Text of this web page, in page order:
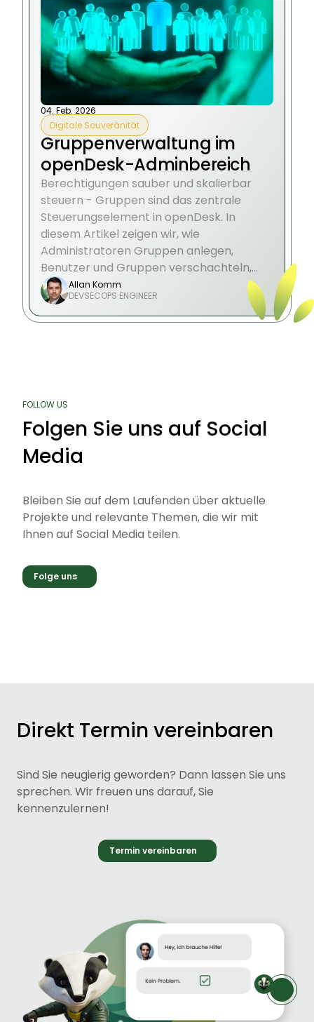
04. Feb. 2026
Digitale Souveränität
Gruppenverwaltung im
openDesk-Adminbereich
Berechtigungen sauber und skalierbar
steuern - Gruppen sind das zentrale
Steuerungselement in openDesk. In
diesem Artikel zeigen wir, wie
Administratoren Gruppen anlegen,
Benutzer und Gruppen verschachteln,
Funktionen aktivieren und die Integration
in Komponenten wie Nextcloud oder
Projekte gezielt steuern.
Allan Komm
DEVSECOPS ENGINEER
FOLLOW US
Folgen Sie uns auf Social
Media
Bleiben Sie auf dem Laufenden über aktuelle
Projekte und relevante Themen, die wir mit
Ihnen auf Social Media teilen.
Folge uns
Direkt Termin vereinbaren
Sind Sie neugierig geworden? Dann lassen Sie uns
sprechen. Wir freuen uns darauf, Sie
kennenzulernen!
Termin vereinbaren